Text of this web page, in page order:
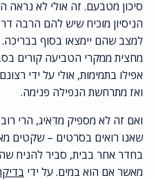
סיכון מטבעם. זה אולי לא נראה
הניסיון מוכיח שיש להם הרבה
למצב שהם יימצאו בסוף
מחצית ממקרי הטביעה קורים
אפילו בתמימות, אולי על ידי
ואז מתרחשת הנפילה פנימה.
ואם זה לא מספיק מדאיג, הרי
שאנו רואים בסרטים – שקטים
בחדר אחר בבית, סביר להניח
מאשר אם הוא במים. על ידי